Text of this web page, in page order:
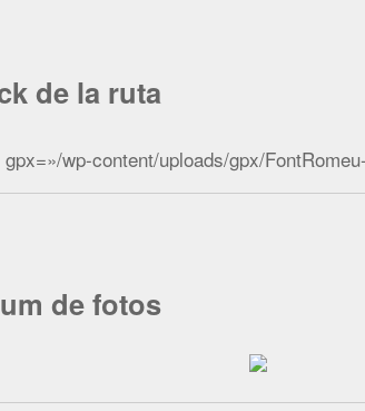
de la ruta
wp-content/uploads/gpx/
de fotos